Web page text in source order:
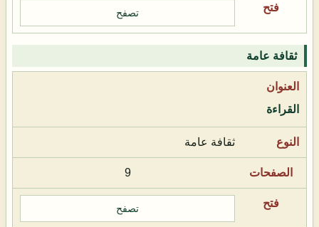
تصفح
ثقافة عامة
القراءة
ثقافة عامة
9
تصفح